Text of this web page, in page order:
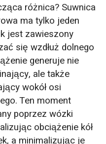
różnica? Suwnica
ma tylko jeden
jest zawieszony
się wzdłuż dolnego
generuje nie
ale także
wokół osi
Ten moment
poprzez wózki
obciążenie kół
a minimalizując je